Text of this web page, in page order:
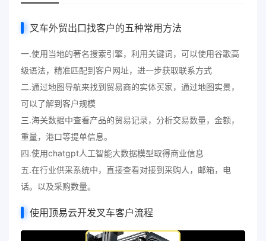
叉车外贸出口找客户的五种常用方法
一.使用当地的著名搜索引擎，利用关键词，可以使用谷歌高
级语法，精准匹配到客户网址，进一步获取联系方式
二.通过地图导航来找到贸易商的实体买家，通过地图实景，
可以了解到客户规模
三.海关数据中查看产品的贸易记录，分析交易数量，金额，
重量，港口等提单信息。
四.使用chatgpt人工智能大数据模型取得商业信息
五.在行业供采系统中，直接查看对接到采购人，邮箱，电
话。以及采购数量。
使用顶易云开发叉车客户流程